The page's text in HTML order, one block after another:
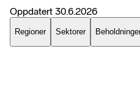
Oppdatert 30.6.2026
Regioner Sektorer